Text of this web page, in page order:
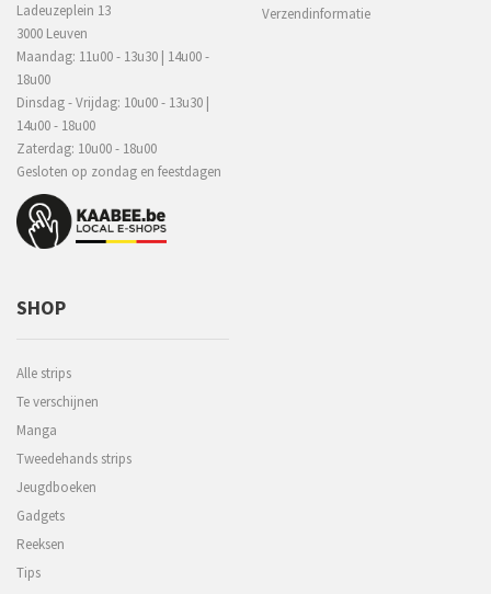
Ladeuzeplein 13
3000 Leuven
Maandag: 11u00 - 13u30 | 14u00 -
18u00
Dinsdag - Vrijdag: 10u00 - 13u30 |
14u00 - 18u00
Zaterdag: 10u00 - 18u00
Gesloten op zondag en feestdagen
Verzendinformatie
SHOP
Alle strips
Te verschijnen
Manga
Tweedehands strips
Jeugdboeken
Gadgets
Reeksen
Tips